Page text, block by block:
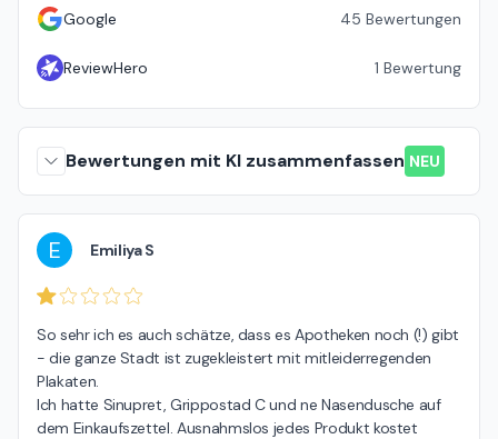
Google 45 Bewertungen
ReviewHero 1 Bewertung
Bewertungen mit KI zusammenfassen NEU
E Emiliya S
So sehr ich es auch schätze, dass es Apotheken noch (!) gibt
- die ganze Stadt ist zugekleistert mit mitleiderregenden
Plakaten.
Ich hatte Sinupret, Grippostad C und ne Nasendusche auf
dem Einkaufszettel. Ausnahmslos jedes Produkt kostet